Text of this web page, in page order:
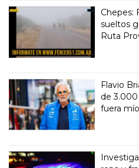
Chepes:
sueltos
Ruta
Flavio
de 3.000
fuera